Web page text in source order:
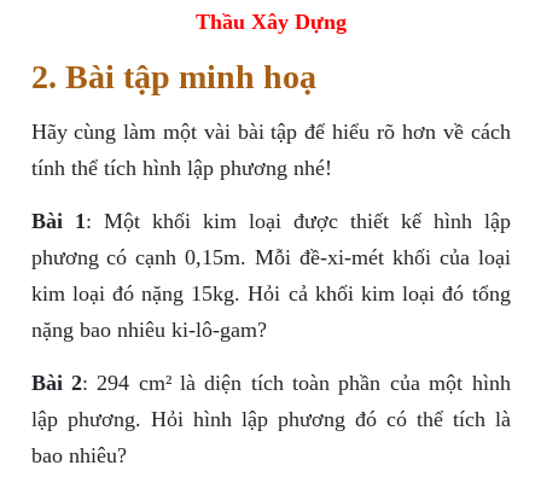
Thầu Xây Dựng
2. Bài tập minh hoạ
Hãy cùng làm một vài bài tập để hiểu rõ hơn về cách
tính thể tích hình lập phương nhé!
Bài 1: Một khối kim loại được thiết kế hình lập
phương có cạnh 0,15m. Mỗi đề-xi-mét khối của loại
kim loại đó nặng 15kg. Hỏi cả khối kim loại đó tổng
nặng bao nhiêu ki-lô-gam?
Bài 2: 294 cm² là diện tích toàn phần của một hình
lập phương. Hỏi hình lập phương đó có thể tích là
bao nhiêu?